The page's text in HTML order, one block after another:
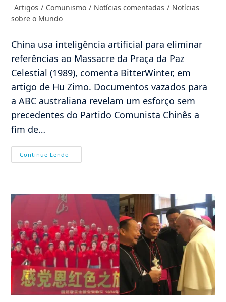
post:
Categoria
do
Artigos / Comunismo / Notícias comentadas / Notícias
sobre o Mundo
China usa inteligência artificial para eliminar
referências ao Massacre da Praça da Paz
Celestial (1989), comenta BitterWinter, em
artigo de Hu Zimo. Documentos vazados para
a ABC australiana revelam um esforço sem
precedentes do Partido Comunista Chinês a
fim de…
Continue Lendo
IA
O
Informação